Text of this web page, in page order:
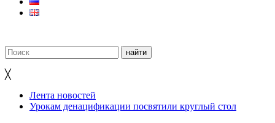
╳
Лента новостей
Урокам денацификации посвятили круглый стол